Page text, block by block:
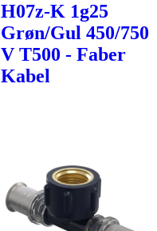
H07z-K 1g25
Grøn/Gul 450/750
V T500 - Faber
Kabel